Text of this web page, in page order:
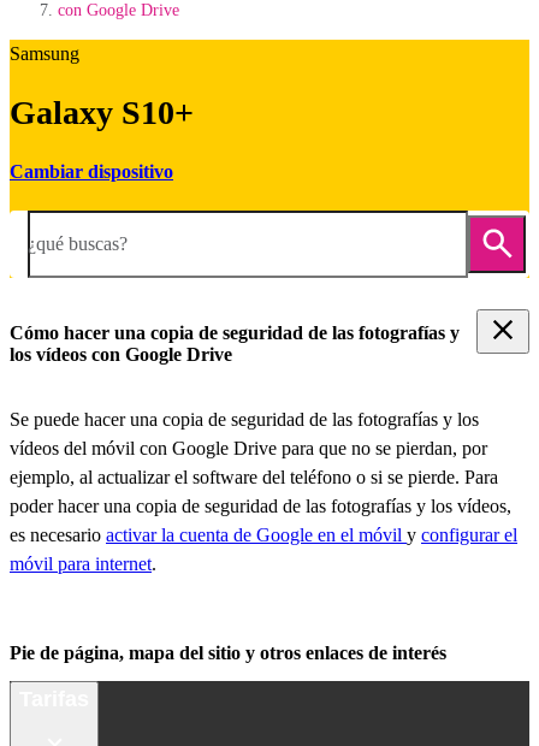
con Google Drive
Samsung
Galaxy S10+
Cambiar dispositivo
¿qué buscas?
Cómo hacer una copia de seguridad de las fotografías y
los vídeos con Google Drive
Se puede hacer una copia de seguridad de las fotografías y los
vídeos del móvil con Google Drive para que no se pierdan, por
ejemplo, al actualizar el software del teléfono o si se pierde. Para
poder hacer una copia de seguridad de las fotografías y los vídeos,
es necesario activar la cuenta de Google en el móvil y configurar el
móvil para internet.
Pie de página, mapa del sitio y otros enlaces de interés